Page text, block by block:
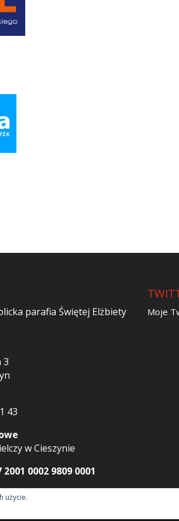
parafia Świętej Elżbiety
3
43
w Cieszynie
2001 0002 9809 0001
Moje
użycie.